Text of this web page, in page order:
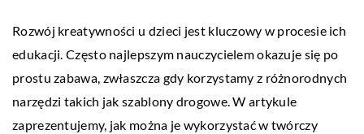
Rozwój kreatywności u dzieci jest kluczowy w procesie ich
edukacji. Często najlepszym nauczycielem okazuje się po
prostu zabawa, zwłaszcza gdy korzystamy z różnorodnych
narzędzi takich jak szablony drogowe. W artykule
zaprezentujemy, jak można je wykorzystać w twórczy